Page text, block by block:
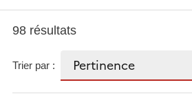
98 résultats
Trier par :